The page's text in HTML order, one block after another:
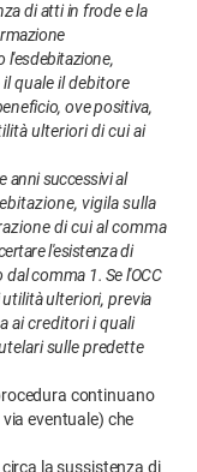
di atti in frode ela
l'esdebitazione,
quale il debitore
ovepositiva,
ulteriori di cui ai
anni successivial
vigila sulla
di cui al comma
l'esistenzadi
dalcomma 1. Se l'OCC
utilitàulteriori, previa
ai creditori i quali
sullepredette
continuano
eventuale) che
la sussistenza di